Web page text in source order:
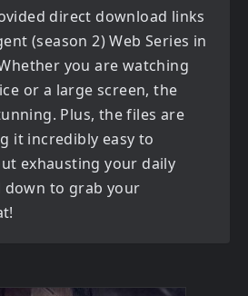
direct download links
(season 2) Web Series in
you are watching
or a large screen, the
Plus, the files are
it incredibly easy to
exhausting your daily
down to grab your